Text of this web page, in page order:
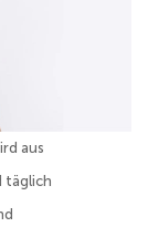
aus
täglich